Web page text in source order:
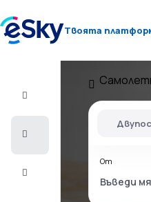
Твоята
От